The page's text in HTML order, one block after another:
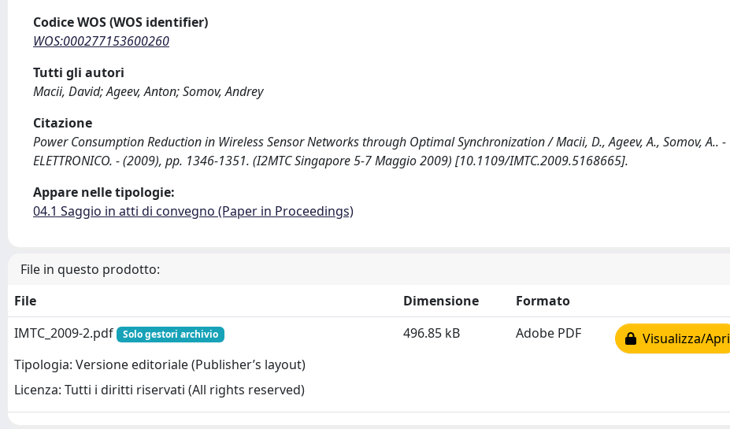
Codice WOS (WOS identifier)
WOS:000277153600260
Tutti gli autori
Macii, David; Ageev, Anton; Somov, Andrey
Citazione
Power Consumption Reduction in Wireless Sensor Networks through Optimal Synchronization / Macii, D., Ageev, A., Somov, A.. -
ELETTRONICO. - (2009), pp. 1346-1351. (I2MTC Singapore 5-7 Maggio 2009) [10.1109/IMTC.2009.5168665].
Appare nelle tipologie:
04.1 Saggio in atti di convegno (Paper in Proceedings)
File in questo prodotto:
File
Dimensione
Formato
IMTC_2009-2.pdf
Solo gestori archivio
Tipologia: Versione editoriale (Publisher’s layout)
Licenza: Tutti i diritti riservati (All rights reserved)
496.85 kB Adobe PDF Visualizza/Apri